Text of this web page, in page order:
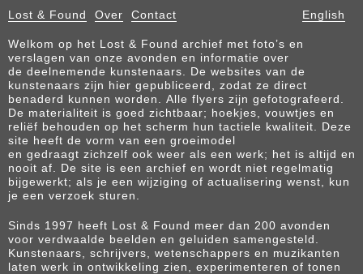
Lost & Found Over Contact English
Welkom op het Lost & Found archief met foto’s en
verslagen van onze avonden en informatie over
de deelnemende kunstenaars. De websites van de
kunstenaars zijn hier gepubliceerd, zodat ze direct
benaderd kunnen worden. Alle flyers zijn gefotografeerd.
De materialiteit is goed zichtbaar; hoekjes, vouwtjes en
reliëf behouden op het scherm hun tactiele kwaliteit. Deze
site heeft de vorm van een groeimodel
en gedraagt zichzelf ook weer als een werk; het is altijd en
nooit af. De site is een archief en wordt niet regelmatig
bijgewerkt; als je een wijziging of actualisering wenst, kun
je een verzoek sturen.
Sinds 1997 heeft Lost & Found meer dan 200 avonden
voor verdwaalde beelden en geluiden samengesteld.
Kunstenaars, schrijvers, wetenschappers en muzikanten
laten werk in ontwikkeling zien, experimenteren of tonen